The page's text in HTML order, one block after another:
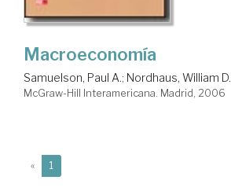
Macroeconomía
Samuelson, Paul A.; Nordhaus, William D.
McGraw-Hill Interamericana. Madrid, 2006
« 1